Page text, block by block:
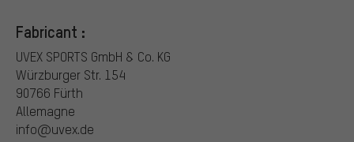
Fabricant :
UVEX SPORTS GmbH & Co. KG
Würzburger Str. 154
90766 Fürth
Allemagne
info@uvex.de